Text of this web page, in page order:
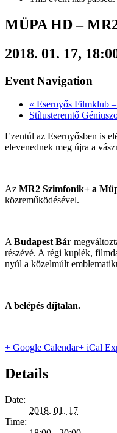
MÜPA HD –
2018. 01. 17,
Event Navigation
« Esernyős Filmklub
Stílusteremtő
Ezentúl az Esernyősben is
elevenednek meg újra a
Az MR2 Szimfonik+ a
közreműködésével.
ABudapest Bár
részévé. A régi kuplék,
nyúl a közelmúlt
A belépés díjtalan.
+ Google Calendar+ iCal
Details
Date:
2018. 01. 17
Time: